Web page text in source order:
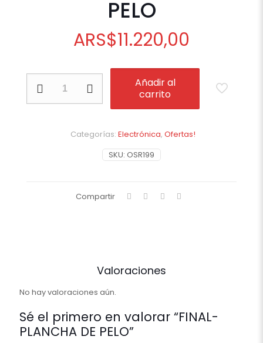
PELO
ARS$11.220,00
PLANCHA
DE
Añadir al
carrito
SKU: OSR199
Categorías: Electrónica, Ofertas!
Compartir
Valoraciones
No hay valoraciones aún.
Sé el primero en valorar “FINAL-
PLANCHA DE PELO”